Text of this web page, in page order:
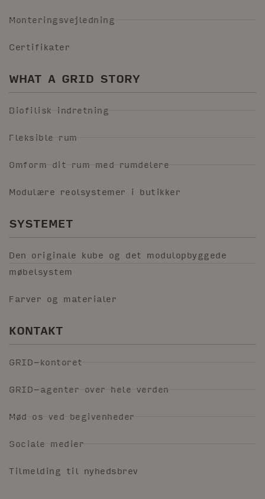
Monteringsvejledning
Certifikater
WHAT A GRID STORY
Biofilisk indretning
Fleksible rum
Omform dit rum med rumdelere
Modulære reolsystemer i butikker
SYSTEMET
Den originale kube og det modulopbyggede
møbelsystem
Farver og materialer
KONTAKT
GRID-kontoret
GRID-agenter over hele verden
Mød os ved begivenheder
Sociale medier
Tilmelding til nyhedsbrev